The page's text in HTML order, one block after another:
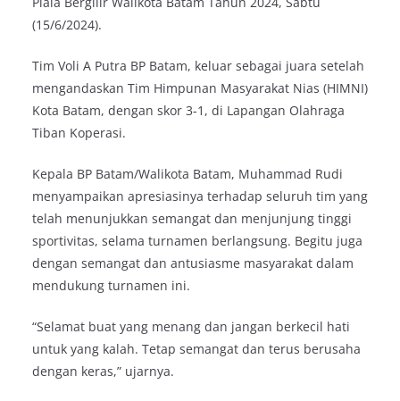
(15/6/2024).
Tim Voli A Putra BP Batam, keluar sebagai juara setelah
mengandaskan Tim Himpunan Masyarakat Nias (HIMNI)
Kota Batam, dengan skor 3-1, di Lapangan Olahraga
Tiban Koperasi.
Kepala BP Batam/Walikota Batam, Muhammad Rudi
menyampaikan apresiasinya terhadap seluruh tim yang
telah menunjukkan semangat dan menjunjung tinggi
sportivitas, selama turnamen berlangsung. Begitu juga
dengan semangat dan antusiasme masyarakat dalam
mendukung turnamen ini.
“Selamat buat yang menang dan jangan berkecil hati
untuk yang kalah. Tetap semangat dan terus berusaha
dengan keras,” ujarnya.